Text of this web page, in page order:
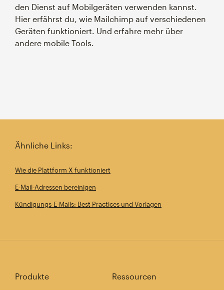
den Dienst auf Mobilgeräten verwenden kannst.
Hier erfährst du, wie Mailchimp auf verschiedenen
Geräten funktioniert. Und erfahre mehr über
andere mobile Tools.
Ähnliche Links:
Wie die Plattform X funktioniert
E-Mail-Adressen bereinigen
Kündigungs-E-Mails: Best Practices und Vorlagen
Produkte Ressourcen